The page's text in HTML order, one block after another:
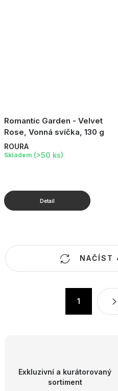
Romantic Garden - Velvet
Rose, Vonná svíčka, 130 g
ROURA
Skladem (>50 ks)
O
v
NAČÍST
1
Exkluzivní a kurátorovaný
sortiment